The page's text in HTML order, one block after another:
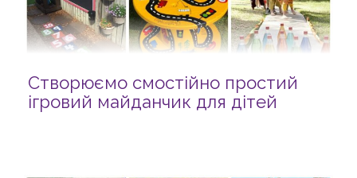
Створюємо смостійно простий
ігровий майданчик для дітей